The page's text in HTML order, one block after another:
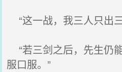
“这一战，我三人只出
“若三剑之后，先生仍
服口服。”